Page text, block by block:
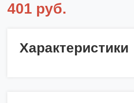
401 руб.
Характеристики